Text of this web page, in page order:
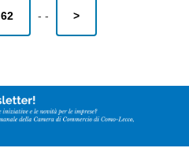
62 - - >